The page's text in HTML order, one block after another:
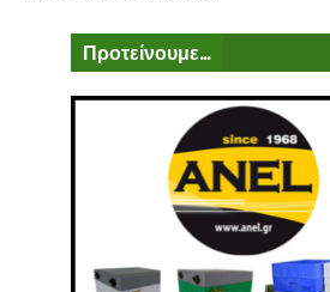
Προτείνουμε...